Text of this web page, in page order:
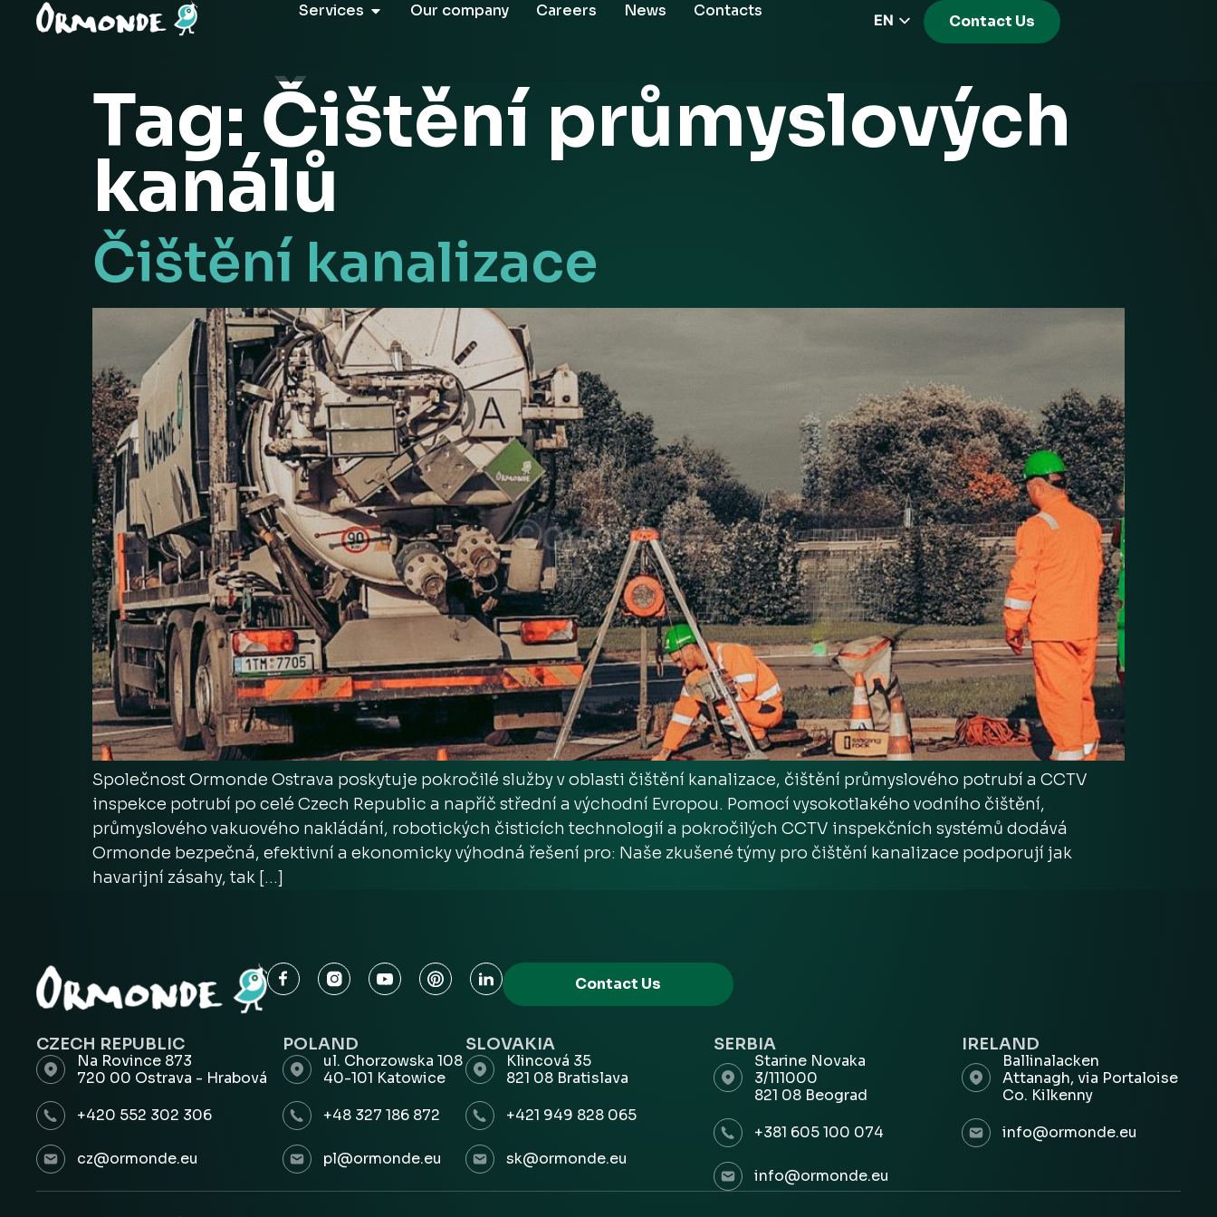
Services Our company Careers News Contacts
EN
DE
FR
Contact Us
Tag: Čištění průmyslových
kanálů
Čištění kanalizace
Společnost Ormonde Ostrava poskytuje pokročilé služby v oblasti čištění kanalizace, čištění průmyslového potrubí a CCTV
inspekce potrubí po celé Czech Republic a napříč střední a východní Evropou. Pomocí vysokotlakého vodního čištění,
průmyslového vakuového nakládání, robotických čisticích technologií a pokročilých CCTV inspekčních systémů dodává
Ormonde bezpečná, efektivní a ekonomicky výhodná řešení pro: Naše zkušené týmy pro čištění kanalizace podporují jak
havarijní zásahy, tak […]
Contact Us
CZECH REPUBLIC
Na Rovince 873
720 00 Ostrava - Hrabová
+420 552 302 306
cz@ormonde.eu
POLAND
ul. Chorzowska 108
40-101 Katowice
+48 327 186 872
pl@ormonde.eu
SLOVAKIA
Klincová 35
821 08 Bratislava
+421 949 828 065
sk@ormonde.eu
SERBIA
Starine Novaka
3/111000
821 08 Beograd
+381 605 100 074
info@ormonde.eu
IRELAND
Ballinalacken
Attanagh, via Portaloise
Co. Kilkenny
info@ormonde.eu